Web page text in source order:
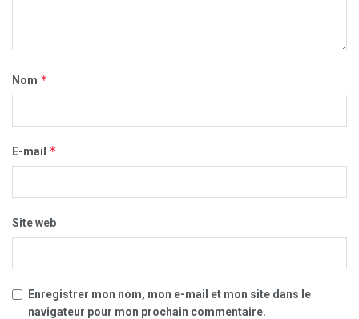
Nom *
E-mail *
Site web
Enregistrer mon nom, mon e-mail et mon site dans le
navigateur pour mon prochain commentaire.